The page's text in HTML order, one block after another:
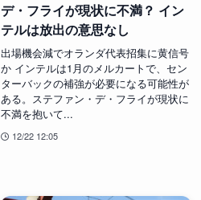
デ・フライが現状に不満？ イン
テルは放出の意思なし
出場機会減でオランダ代表招集に黄信号
か インテルは1月のメルカートで、セン
ターバックの補強が必要になる可能性が
ある。ステファン・デ・フライが現状に
不満を抱いて...
12/22 12:05